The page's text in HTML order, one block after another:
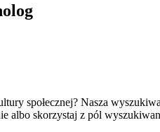
społecznej? Nasza
albo skorzystaj z pól